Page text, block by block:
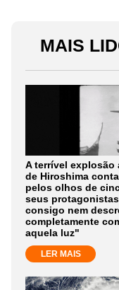
MAIS
A terrível explosão
de Hiroshima
pelos olhos de
seus
consigo nem
completamente
aquela luz"
LER MAIS